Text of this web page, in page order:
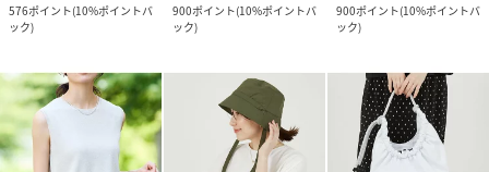
576ポイント(10%ポイントバ
ック)
900ポイント(10%ポイントバ
ック)
900ポイント(10%ポイントバ
ック)